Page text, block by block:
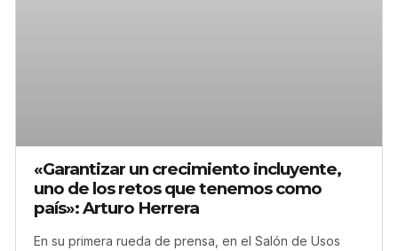
«Garantizar un crecimiento incluyente,
uno de los retos que tenemos como
país»: Arturo Herrera
En su primera rueda de prensa, en el Salón de Usos